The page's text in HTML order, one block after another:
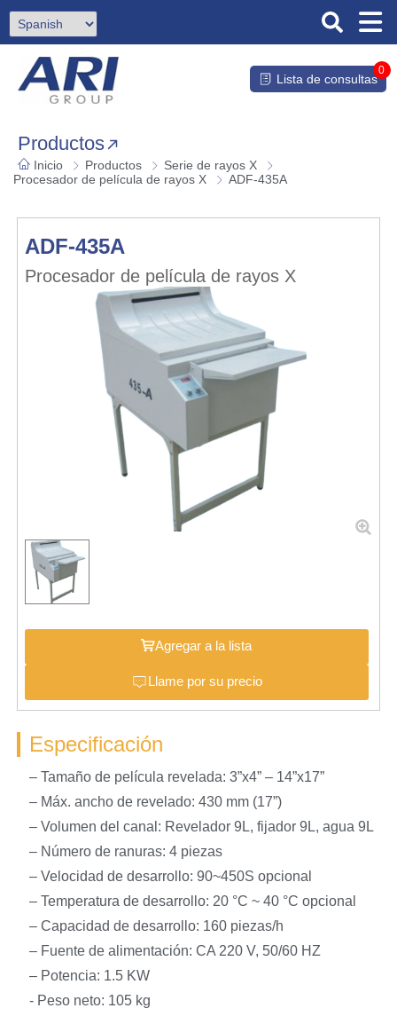
Lista de consultas
0
Productos
Inicio Productos
Serie de rayos X
Procesador de película de rayos X
ADF-435A
ADF-435A
Procesador de película de rayos X
Agregar a la lista
Llame por su precio
Especificación
– Tamaño de película revelada: 3”x4” – 14”x17”
– Máx. ancho de revelado: 430 mm (17”)
– Volumen del canal: Revelador 9L, fijador 9L, agua 9L
– Número de ranuras: 4 piezas
– Velocidad de desarrollo: 90~450S opcional
– Temperatura de desarrollo: 20 °C ~ 40 °C opcional
– Capacidad de desarrollo: 160 piezas/h
– Fuente de alimentación: CA 220 V, 50/60 HZ
– Potencia: 1.5 KW
- Peso neto: 105 kg